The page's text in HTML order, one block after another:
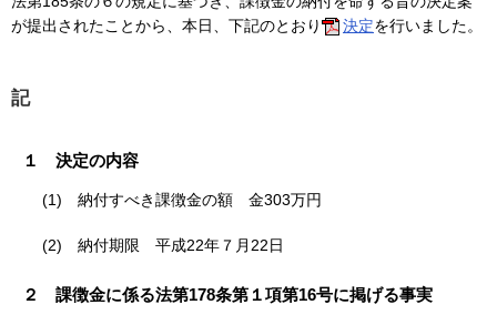
が提出されたことから、本日、下記のとおり
決定を行いました。
記
１ 決定の内容
(1) 納付すべき課徴金の額 金303万円
(2) 納付期限 平成22年７月22日
２ 課徴金に係る法第178条第１項第16号に掲げる事実